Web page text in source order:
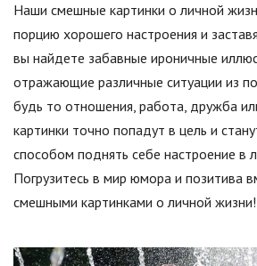
Наши смешные картинки о личной
порцию хорошего настроения и
вы найдете забавные ироничные
отражающие различные ситуации из
будь то отношения, работа, дружба
картинки точно попадут в цель и
способом поднять себе настроение в
Погрузитесь в мир юмора и позитива
смешными картинками о личной жизни!